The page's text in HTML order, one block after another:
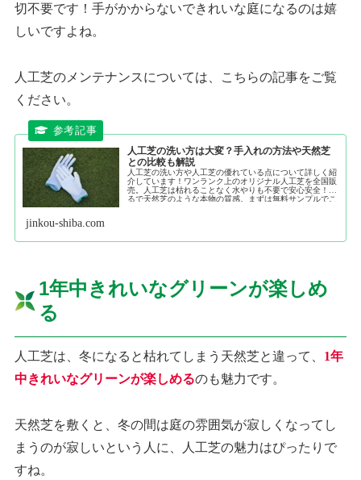
切不要です！手がかからないできれいな庭になるのは嬉
しいですよね。
人工芝のメンテナンスについては、こちらの記事をご覧
ください。
人工芝の洗い方は大変？手入れの方法や天然芝
との比較も解説
人工芝の洗い方や人工芝の優れている点について詳しく紹
介しています！ワンランク上のオリジナル人工芝を全国販
売。人工芝は枯れることなく水やりも不要で安心安全！ま
るで天然芝のような本物の質感。まずは無料サンプルでこ
jinkou-shiba.com
1年中きれいなグリーンが楽しめ
る
人工芝は、冬になると枯れてしまう天然芝と違って、 1年
中きれいなグリーンが楽しめるのも魅力です。
天然芝を敷くと、冬の間は庭の雰囲気が寂しくなってし
まうのが寂しいという人に、人工芝の魅力はぴったりで
すね。